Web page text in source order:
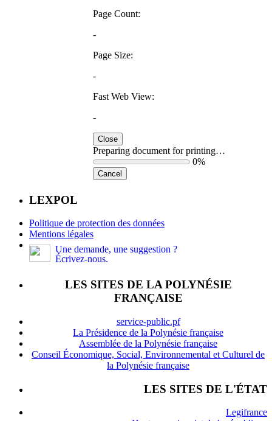
Page Count:
-
Page Size:
-
Fast Web View:
-
Close
Preparing document for printing…
0%
Cancel
LEXPOL
Politique de protection des données
Mentions légales
Une demande, une suggestion ?
Écrivez-nous.
LES SITES DE LA POLYNÉSIE
FRANÇAISE
service-public.pf
La Présidence de la Polynésie française
Assemblée de la Polynésie française
Conseil Économique, Social, Environnemental et Culturel de
la Polynésie française
LES SITES DE L'ÉTAT
Legifrance